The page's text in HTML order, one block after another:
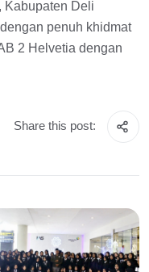
Deli
penuh khidmat
2 Helvetia dengan
Share this post: